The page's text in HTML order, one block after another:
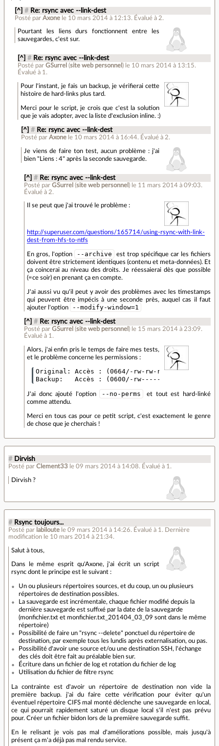
[^] # Re: rsync avec --link-dest
Posté par Axone le 10 mars 2014 à 12:13. Évalué à 2.
Pourtant les liens durs fonctionnent entre les
sauvegardes, c'est sur.
[^] # Re: rsync avec --link-dest
Posté parGSurrel (site web personnel ) le 10 mars 2014 à 13:15.
Évalué à 1 .
Pour l'instant, je fais un backup, je vérifierai cette
histoire de hard-links plus tard.
Merci pour le script, je crois que c'est la solution
que je vais adopter, avec la liste d'exclusion inline. :)
[^] # Re: rsync avec --link-dest
Posté par Axone le 10 mars 2014 à 16:44. Évalué à 2.
Je viens de faire ton test, aucun problème : j'ai
bien "Liens : 4" après la seconde sauvegarde.
[^] # Re: rsync avec --link-dest
Posté par GSurrel (site web personnel ) le 11 mars 2014 à 09:03.
Évalué à 2.
Il se peut que j'ai trouvé le problème :
http://superuser.com/questions/165714/using-rsync-with-link-
dest-from-hfs-to-ntfs
En gros, l'option --archive
est trop spécifique car les fichiers
doivent être strictement identiques (contenu et meta-données). Et
ça coincerai au niveau des droits. Je réessaierai dès que possible
(=ce soir) en prenant ça en compte.
J'ai aussi vu qu'il peut y avoir des problèmes avec les timestamps
qui peuvent être impécis à une seconde près, auquel cas il faut
ajouter l'option
--modify-window=1
[^] # Re: rsync avec --link-dest
Posté par GSurrel (site web personnel ) le 15 mars 2014 à 23:09.
Évalué à 1 .
Alors, j'ai enfin pris le temps de faire mes tests,
et le problème concerne les permissions :
Original: Accès : (0664/-rw-rw-r--)  UID : (
J'ai donc ajouté l'option --no-perms
et tout est hard-linké
comme attendu.
Merci en tous cas pour ce petit script, c'est exactement le genre
de chose que je cherchais !
# Dirvish
Posté par Clement33 le 09 mars 2014 à 14:08. Évalué à 1 .
Dirvish ?
# Rsync toujours...
Posté par labiloute le 09 mars 2014 à 14:26. Évalué à 1 . Dernière
modification le 10 mars 2014 à 21:34.
Salut à tous,
Dans le même esprit qu'Axone, j'ai écrit un script
rsync dont le principe est le suivant :
Un ou plusieurs répertoires sources, et du coup, un ou plusieurs
répertoires de destination possibles.
La sauvegarde est incrémentale, chaque fichier modifié depuis la
dernière sauvegarde est suffixé par la date de la sauvegarde
(monfichier.txt et monfichier.txt_201404_03_09 sont dans le même
répertoire)
Possibilité de faire un "rsync --delete" ponctuel du répertoire de
destination, par exemple tous les lundis après externalisation, ou pas.
Possibilité d'avoir une source et/ou une destination SSH, l'échange
des clés doit être fait au préalable bien sur.
Écriture dans un fichier de log et rotation du fichier de log
Utilisation du fichier de filtre rsync
La contrainte est d'avoir un répertoire de destination non vide la
première backup. j'ai du faire cette vérification pour éviter qu'un
éventuel répertoire CIFS mal monté déclenche une sauvegarde en local,
ce qui pourrait rapidement saturé un disque local s'il n'est pas prévu
pour. Créer un fichier bidon lors de la première sauvegarde suffit.
En le relisant je vois pas mal d'améliorations possible, mais jusqu'à
présent ça m'a déjà pas mal rendu service.